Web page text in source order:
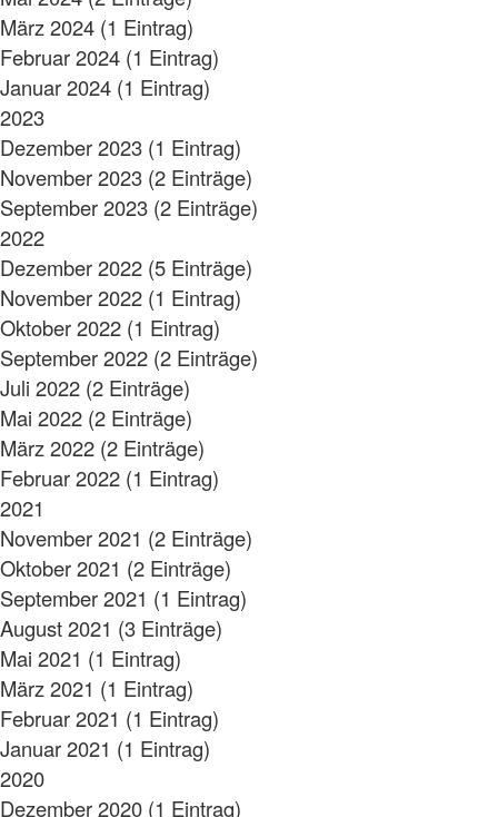
März 2024 (1 Eintrag)
Februar 2024 (1 Eintrag)
Januar 2024 (1 Eintrag)
2023
Dezember 2023 (1 Eintrag)
November 2023 (2 Einträge)
September 2023 (2 Einträge)
2022
Dezember 2022 (5 Einträge)
November 2022 (1 Eintrag)
Oktober 2022 (1 Eintrag)
September 2022 (2 Einträge)
Juli 2022 (2 Einträge)
Mai 2022 (2 Einträge)
März 2022 (2 Einträge)
Februar 2022 (1 Eintrag)
2021
November 2021 (2 Einträge)
Oktober 2021 (2 Einträge)
September 2021 (1 Eintrag)
August 2021 (3 Einträge)
Mai 2021 (1 Eintrag)
März 2021 (1 Eintrag)
Februar 2021 (1 Eintrag)
Januar 2021 (1 Eintrag)
2020
Dezember 2020 (1 Eintrag)